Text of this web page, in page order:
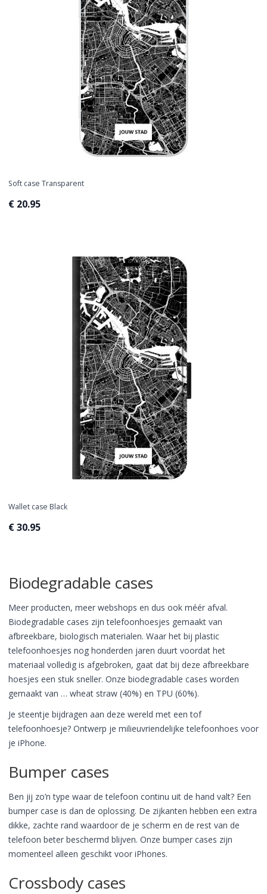
Soft case Transparent
€ 20.95
Wallet case Black
€ 30.95
Biodegradable cases
Meer producten, meer webshops en dus ook méér afval.
Biodegradable cases zijn telefoonhoesjes gemaakt van
afbreekbare, biologisch materialen. Waar het bij plastic
telefoonhoesjes nog honderden jaren duurt voordat het
materiaal volledig is afgebroken, gaat dat bij deze afbreekbare
hoesjes een stuk sneller. Onze biodegradable cases worden
gemaakt van … wheat straw (40%) en TPU (60%).
Je steentje bijdragen aan deze wereld met een tof
telefoonhoesje? Ontwerp je milieuvriendelijke telefoonhoes voor
je iPhone.
Bumper cases
Ben jij zo’n type waar de telefoon continu uit de hand valt? Een
bumper case is dan de oplossing. De zijkanten hebben een extra
dikke, zachte rand waardoor de je scherm en de rest van de
telefoon beter beschermd blijven. Onze bumper cases zijn
momenteel alleen geschikt voor iPhones.
Crossbody cases